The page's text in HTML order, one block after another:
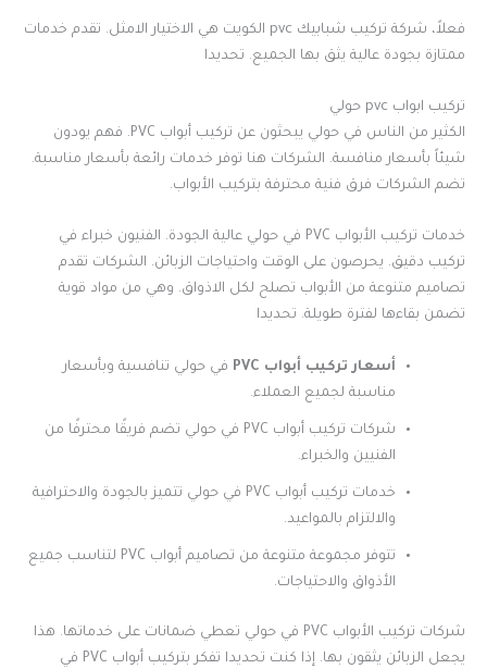
فعلاً، شركة تركيب شبابيك pvc الكويت هي الاختيار الامثل. تقدم خدمات
ممتازة بجودة عالية يثق بها الجميع. تحديدا
تركيب ابواب pvc حولي
الكثير من الناس في حولي يبحثون عن تركيب أبواب PVC. فهم يودون
شيئاً بأسعار منافسة. الشركات هنا توفر خدمات رائعة بأسعار مناسبة.
تضم الشركات فرق فنية محترفة بتركيب الأبواب.
خدمات تركيب الأبواب PVC في حولي عالية الجودة. الفنيون خبراء في
تركيب دقيق. يحرصون على الوقت واحتياجات الزبائن. الشركات تقدم
تصاميم متنوعة من الأبواب تصلح لكل الاذواق. وهي من مواد قوية
تضمن بقاءها لفترة طويلة. تحديدا
أسعار تركيب أبواب PVC
في حولي تنافسية وبأسعار
مناسبة لجميع العملاء.
شركات تركيب أبواب PVC في حولي تضم فريقًا محترفًا من
الفنيين والخبراء.
خدمات تركيب أبواب PVC في حولي تتميز بالجودة والاحترافية
والالتزام بالمواعيد.
تتوفر مجموعة متنوعة من تصاميم أبواب PVC لتناسب جميع
الأذواق والاحتياجات.
شركات تركيب الأبواب PVC في حولي تعطي ضمانات على خدماتها. هذا
يجعل الزبائن يثقون بها. إذا كنت تحديدا تفكر بتركيب أبواب PVC في